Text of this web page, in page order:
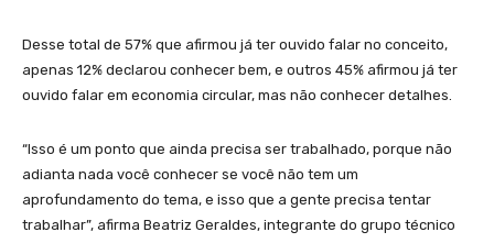
Desse total de 57% que afirmou já ter ouvido falar no conceito,
apenas 12% declarou conhecer bem, e outros 45% afirmou já ter
ouvido falar em economia circular, mas não conhecer detalhes.
“Isso é um ponto que ainda precisa ser trabalhado, porque não
adianta nada você conhecer se você não tem um
aprofundamento do tema, e isso que a gente precisa tentar
trabalhar”, afirma Beatriz Geraldes, integrante do grupo técnico